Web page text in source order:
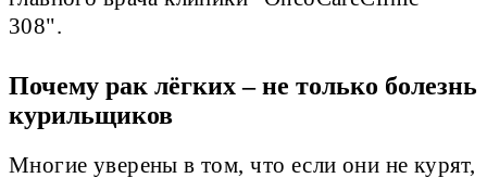
308".
Почему рак лёгких – не только болезнь
курильщиков
Многие уверены в том, что если они не курят,